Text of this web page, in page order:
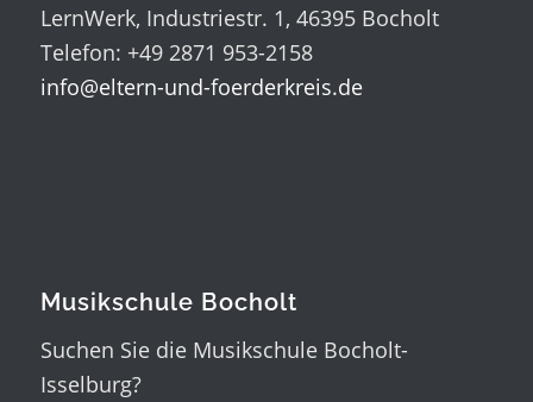
LernWerk, Industriestr. 1, 46395 Bocholt
Telefon: +49 2871 953-2158
info@eltern-und-foerderkreis.de
Musikschule Bocholt
Suchen Sie die Musikschule Bocholt-
Isselburg?